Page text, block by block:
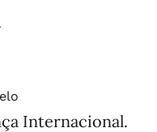
Internacional.